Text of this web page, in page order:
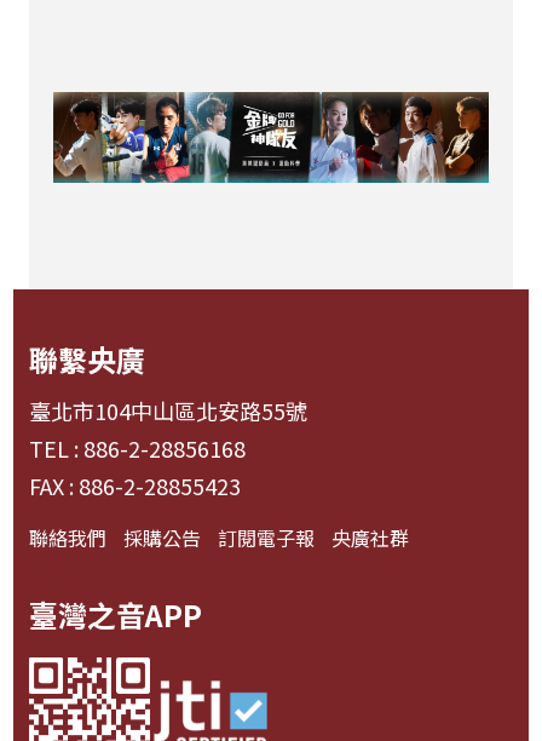
聯繫央廣
臺北市104中山區北安路55號
TEL : 886-2-28856168
FAX : 886-2-28855423
聯絡我們 採購公告 訂閱電子報 央廣社群
臺灣之音APP